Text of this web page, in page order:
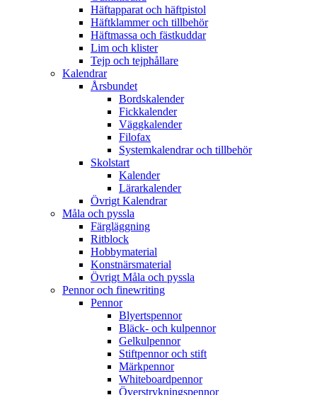
Häftapparat och häftpistol
Häftklammer och tillbehör
Häftmassa och fästkuddar
Lim och klister
Tejp och tejphållare
Kalendrar
Årsbundet
Bordskalender
Fickkalender
Väggkalender
Filofax
Systemkalendrar och tillbehör
Skolstart
Kalender
Lärarkalender
Övrigt Kalendrar
Måla och pyssla
Färgläggning
Ritblock
Hobbymaterial
Konstnärsmaterial
Övrigt Måla och pyssla
Pennor och finewriting
Pennor
Blyertspennor
Bläck- och kulpennor
Gelkulpennor
Stiftpennor och stift
Märkpennor
Whiteboardpennor
Överstrykningspennor